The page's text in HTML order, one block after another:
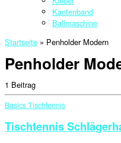
Kantenband
Ballmaschine
Startseite » Penholder Modern
Penholder
1 Beitrag
BasicsTischtennis
Tischtennis